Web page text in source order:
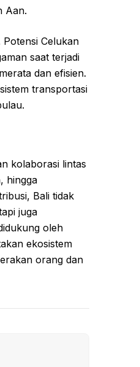
Aan.
Celukan
saat terjadi
dan efisien.
transportasi
kolaborasi lintas
hingga
Bali tidak
juga
oleh
ekosistem
orang dan